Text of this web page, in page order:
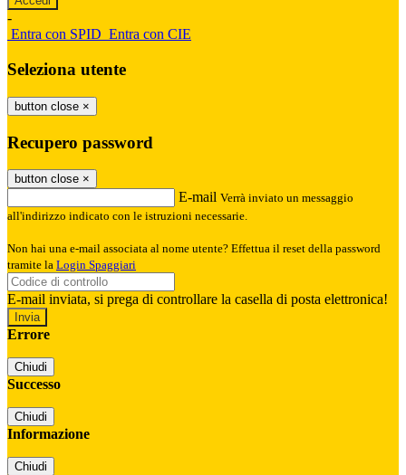
-
Entra con SPID Entra con CIE
Seleziona utente
button close ×
Recupero password
button close ×
E-mail Verrà inviato un messaggio
all'indirizzo indicato con le istruzioni necessarie.
Non hai una e-mail associata al nome utente? Effettua il reset della password
tramite la Login Spaggiari
E-mail inviata, si prega di controllare la casella di posta elettronica!
Errore
Chiudi
Successo
Chiudi
Informazione
Chiudi